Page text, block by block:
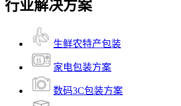
行业解决方案
生鲜农特产包装
家电包装方案
数码3C包装方案